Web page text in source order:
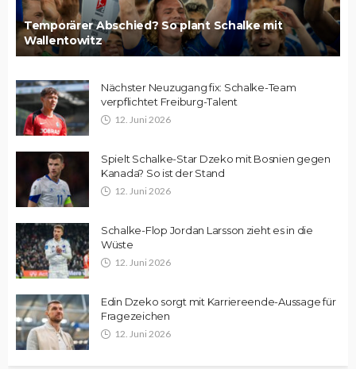
Temporärer Abschied? So plant Schalke mit
Wallentowitz
Nächster Neuzugang fix: Schalke-Team
verpflichtet Freiburg-Talent
12. Juni 2026
Spielt Schalke-Star Dzeko mit Bosnien gegen
Kanada? So ist der Stand
12. Juni 2026
Schalke-Flop Jordan Larsson zieht es in die
Wüste
12. Juni 2026
Edin Dzeko sorgt mit Karriereende-Aussage für
Fragezeichen
12. Juni 2026